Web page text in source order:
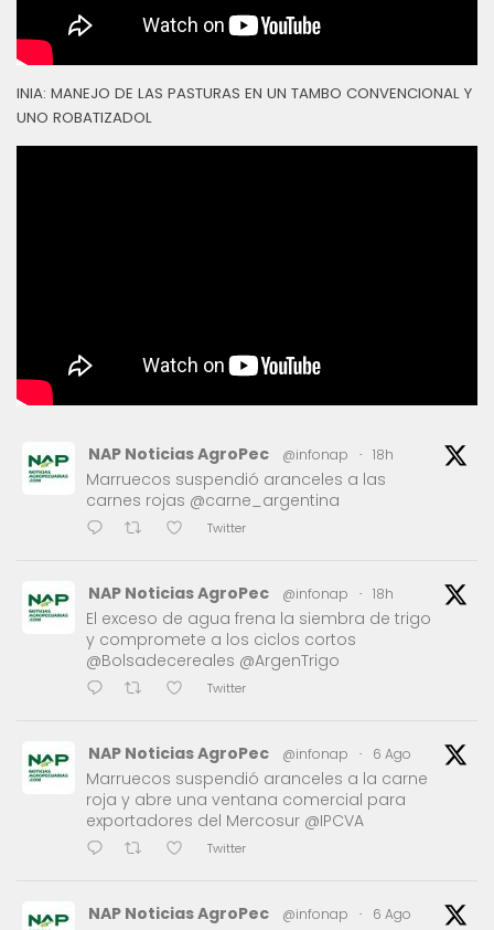
INIA: MANEJO DE LAS PASTURAS EN UN TAMBO CONVENCIONAL Y
UNO ROBATIZADOL
NAP Noticias AgroPec @infonap · 18h
Marruecos suspendió aranceles a las
carnes rojas @carne_argentina
Twitter
NAP Noticias AgroPec @infonap · 18h
El exceso de agua frena la siembra de trigo
y compromete a los ciclos cortos
@Bolsadecereales @ArgenTrigo
Twitter
NAP Noticias AgroPec @infonap · 6 Ago
Marruecos suspendió aranceles a la carne
roja y abre una ventana comercial para
exportadores del Mercosur @IPCVA
Twitter
NAP Noticias AgroPec @infonap · 6 Ago